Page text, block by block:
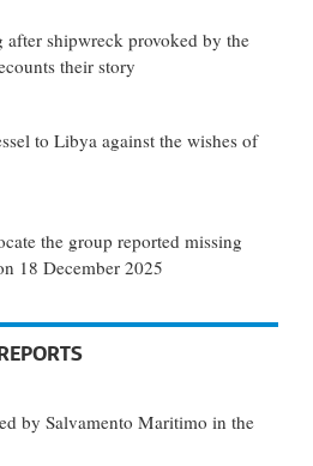
after shipwreck provoked by the
their story
to Libya against the wishes of
the group reported missing
18 December 2025
by Salvamento Maritimo in the